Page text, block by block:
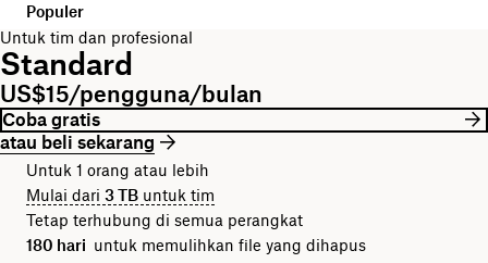
Populer
Untuk tim dan profesional
Standard
US$15/pengguna/bulan
Coba gratis
atau beli sekarang
Untuk 1 orang atau lebih
Mulai dari 3 TB untuk tim
Tetap terhubung di semua perangkat
180 hari untuk memulihkan file yang dihapus